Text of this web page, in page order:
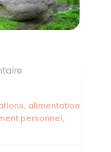
on
Épanouissement
:
, alimentation
personnel,